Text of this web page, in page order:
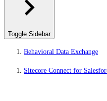
Toggle Sidebar
Behavioral Data Exchange
Sitecore Connect for